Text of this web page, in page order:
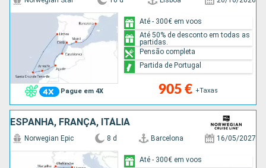
Pague em 4X 905 € +Taxas
Até - 300€ em voos
Até 50% de desconto em todas as
partidas.
Pensão completa
Partida de Portugal
ESPANHA, FRANÇA, ITÁLIA
Norwegian Epic 8 d Barcelona 16/05/2027
Até - 300€ em voos